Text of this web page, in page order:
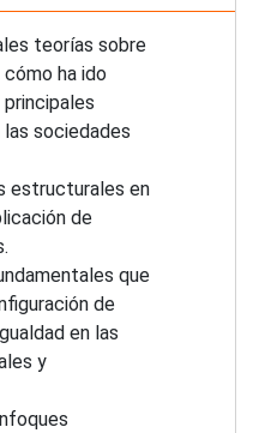
teorías sobre
ha ido
sociedades
estructurales en
de
que
de
en las
y